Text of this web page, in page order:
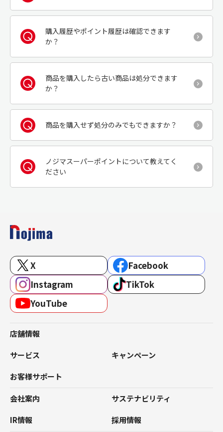
購入履歴やポイント履歴は確認できます
か？
商品を購入したら古い商品は処分できます
か？
商品を購入せず処分のみでもできますか？
ノジマスーパーポイントについて教えてく
ださい
X
Facebook
Instagram
TikTok
YouTube
店舗情報
サービス キャンペーン
お客様サポート
会社案内 サステナビリティ
IR情報 採用情報